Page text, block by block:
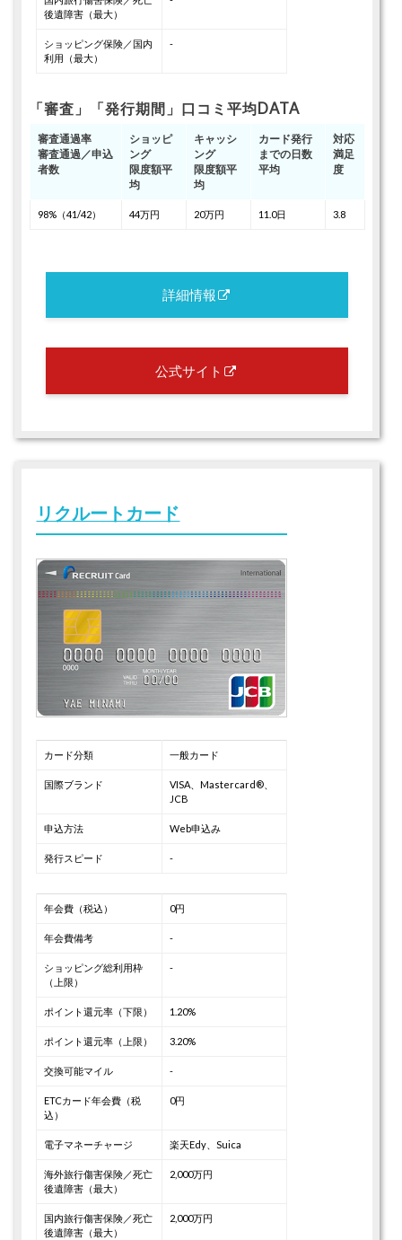
後遺障害（最大）
ショッピング保険／国内
利用（最大）
-
「審査」「発行期間」口コミ平均DATA
審査通過率
審査通過／申込
者数
ショッピ
ング
限度額平
均
キャッシ
ング
限度額平
均
カード発行
までの日数
平均
対応
満足
度
98%（41/42） 44万円 20万円 11.0日 3.8
詳細情報
公式サイト
リクルートカード
カード分類 一般カード
国際ブランド
VISA、Mastercard®、
JCB
申込方法 Web申込み
発行スピード -
年会費（税込） 0円
年会費備考 -
ショッピング総利用枠
（上限）
-
ポイント還元率（下限） 1.20%
ポイント還元率（上限） 3.20%
交換可能マイル -
ETCカード年会費（税
込）
0円
電子マネーチャージ 楽天Edy、Suica
海外旅行傷害保険／死亡
後遺障害（最大）
2,000万円
国内旅行傷害保険／死亡
後遺障害（最大）
2,000万円